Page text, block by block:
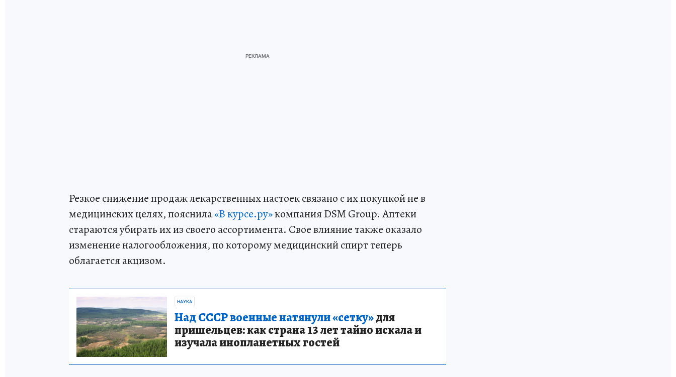
Резкое снижение продаж лекарственных настоек связано с их покупкой не в
медицинских целях, пояснила«В курсе.ру»компания DSM Group. Аптеки
стараются убирать их из своего ассортимента. Свое влияние также оказало
изменение налогообложения, по которому медицинский спирт теперь
облагается акцизом.
НАУКА
Над СССР военные натянули «сетку»для
пришельцев: как страна 13 лет тайно искала и
изучала инопланетных гостей